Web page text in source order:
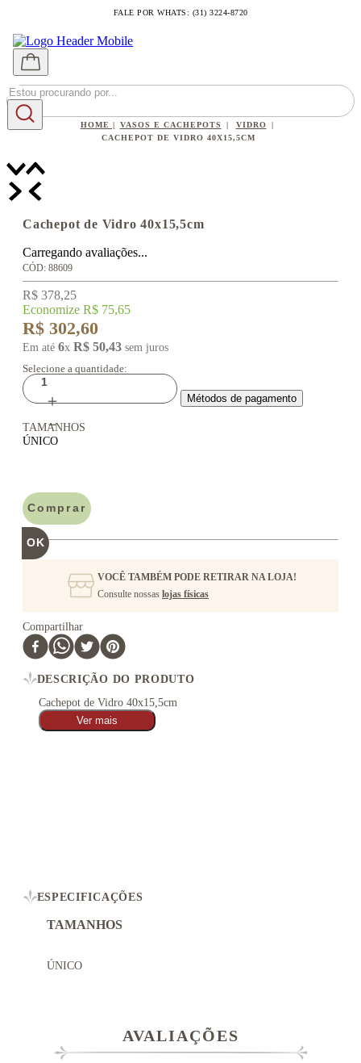
FALE POR WHATS: (31) 3224-8720
VASOS E CACHEPOTS
VIDRO
CACHEPOT DE VIDRO 40X15,5CM
Cachepot de Vidro 40x15,5cm
Carregando avaliações...
: 88609
R$ 378,25
Economize R$ 75,65
R$ 302,60
Em até 6x R$ 50,43 sem juros
＋
－
Métodos de pagamento
TAMANHOS
ÚNICO
Comprar
VOCÊ TAMBÉM PODE RETIRAR NA LOJA!
Consulte nossas lojas físicas
Compartilhar
DESCRIÇÃO DO PRODUTO
Cachepot de Vidro 40x15,5cm
Ver mais
ESPECIFICAÇÕES
TAMANHOS
ÚNICO
AVALIAÇÕES